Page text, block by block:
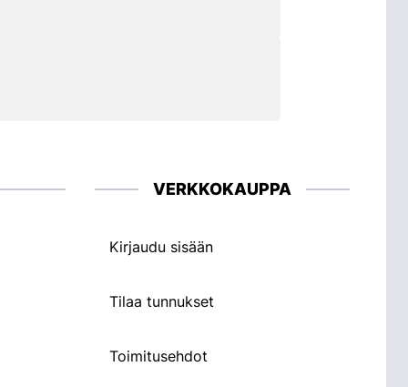
VERKKOKAUPPA
Kirjaudu sisään
Tilaa tunnukset
Toimitusehdot